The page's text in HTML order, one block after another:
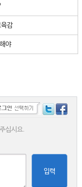
감
야
십시요.
입력